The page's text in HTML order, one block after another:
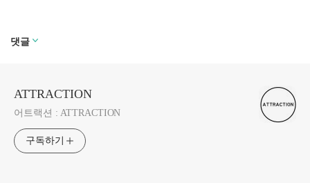
댓글
ATTRACTION
어트랙션 : ATTRACTION
구독하기